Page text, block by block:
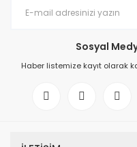
Sosyal
Haber listemize kayıt olarak